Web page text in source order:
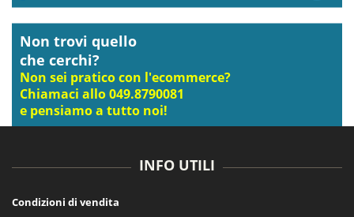
Non trovi quello
che cerchi?
Non sei pratico con l'ecommerce?
Chiamaci allo 049.8790081
e pensiamo a tutto noi!
INFO UTILI
Condizioni di vendita